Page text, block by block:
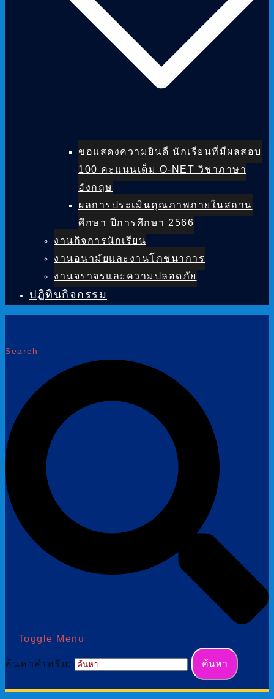
ขอแสดงความยินดี นักเรียนที่มีผลสอบ
100 คะแนนเต็ม O-NET วิชาภาษา
อังกฤษ
ผลการประเมินคุณภาพภายในสถาน
ศึกษา ปีการศึกษา 2566
งานกิจการนักเรียน
งานอนามัยและงานโภชนาการ
งานจราจรและความปลอดภัย
ปฏิทินกิจกรรม
Search
Toggle Menu
ค้นหาสำหรับ: